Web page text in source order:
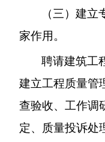
（三）建
家作用。
聘请建筑工
建立工程质量管
查验收、工作调
定、质量投诉处